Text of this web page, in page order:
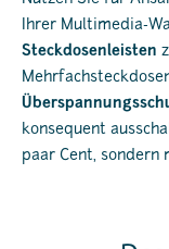
Ihrer Multimedia-
Steckdosenleisten
konsequent
paar Cent, sondern